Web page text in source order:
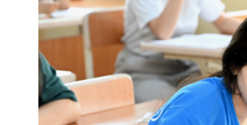
Elm və innovasiya
Reportaj
Pedaqogika